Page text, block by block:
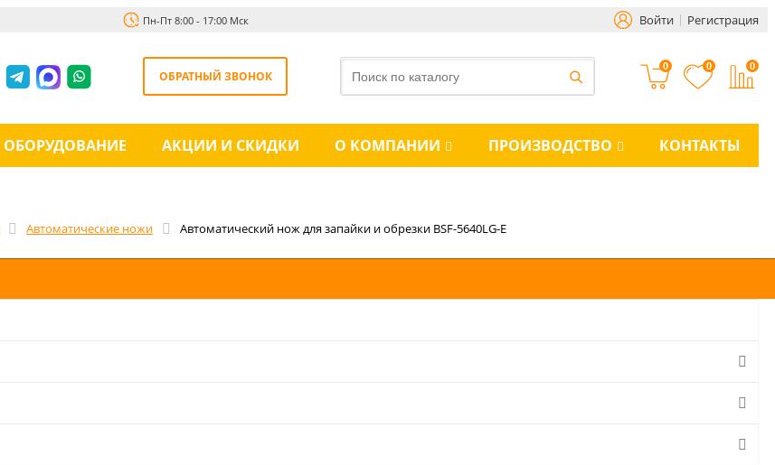
Пн-Пт 8:00 - 17:00 Мск Войти Регистрация
ОБРАТНЫЙ ЗВОНОК
0 0 0
ОБОРУДОВАНИЕ АКЦИИ И СКИДКИ О КОМПАНИИ ПРОИЗВОДСТВО КОНТАКТЫ
Автоматические ножи Автоматический нож для запайки и обрезки BSF-5640LG-E